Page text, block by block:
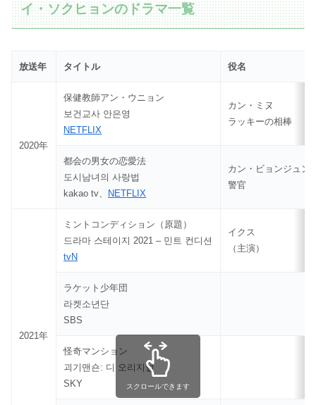
イ・ソクヒョンのドラマ一覧
放送年 タイトル 役名
2020年
保健教師アン・ウニョン
보건교사 안은영
NETFLIX
カン・ミヌ
ラッキーの相棒
都会の男女の恋愛法
도시남녀의 사랑법
kakao tv、
NETFLIX
カン・ビョンジュン
警官
2021年
ミントコンディション（原題）
드라마 스테이지 2021 – 민트 컨디션
tvN
イクス
（主演）
ラケット少年団
라켓소년단
SBS
怪奇マンション
괴기맨숀: 디 오리지널
SKY
スクロールできます